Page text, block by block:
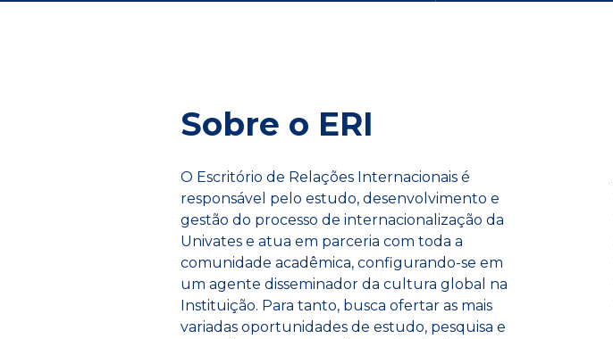
Sobre o ERI
O Escritório de Relações Internacionais é
responsável pelo estudo, desenvolvimento e
gestão do processo de internacionalização da
Univates e atua em parceria com toda a
comunidade acadêmica, configurando-se em
um agente disseminador da cultura global na
Instituição. Para tanto, busca ofertar as mais
variadas oportunidades de estudo, pesquisa e